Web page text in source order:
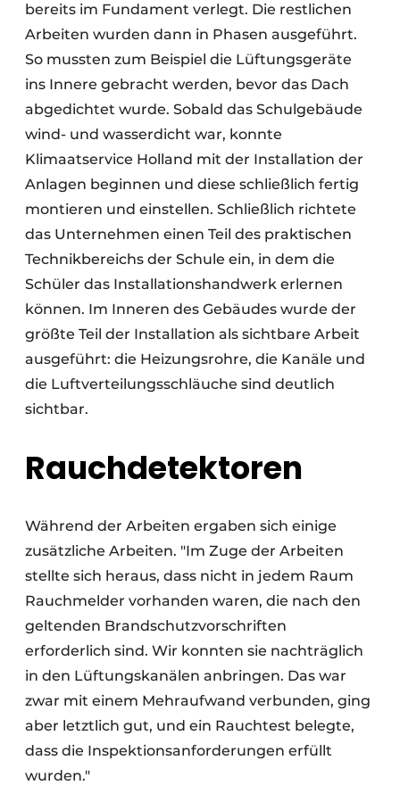
bereits im Fundament verlegt. Die restlichen
Arbeiten wurden dann in Phasen ausgeführt.
So mussten zum Beispiel die Lüftungsgeräte
ins Innere gebracht werden, bevor das Dach
abgedichtet wurde. Sobald das Schulgebäude
wind- und wasserdicht war, konnte
Klimaatservice Holland mit der Installation der
Anlagen beginnen und diese schließlich fertig
montieren und einstellen. Schließlich richtete
das Unternehmen einen Teil des praktischen
Technikbereichs der Schule ein, in dem die
Schüler das Installationshandwerk erlernen
können. Im Inneren des Gebäudes wurde der
größte Teil der Installation als sichtbare Arbeit
ausgeführt: die Heizungsrohre, die Kanäle und
die Luftverteilungsschläuche sind deutlich
sichtbar.
Rauchdetektoren
Während der Arbeiten ergaben sich einige
zusätzliche Arbeiten. "Im Zuge der Arbeiten
stellte sich heraus, dass nicht in jedem Raum
Rauchmelder vorhanden waren, die nach den
geltenden Brandschutzvorschriften
erforderlich sind. Wir konnten sie nachträglich
in den Lüftungskanälen anbringen. Das war
zwar mit einem Mehraufwand verbunden, ging
aber letztlich gut, und ein Rauchtest belegte,
dass die Inspektionsanforderungen erfüllt
wurden."